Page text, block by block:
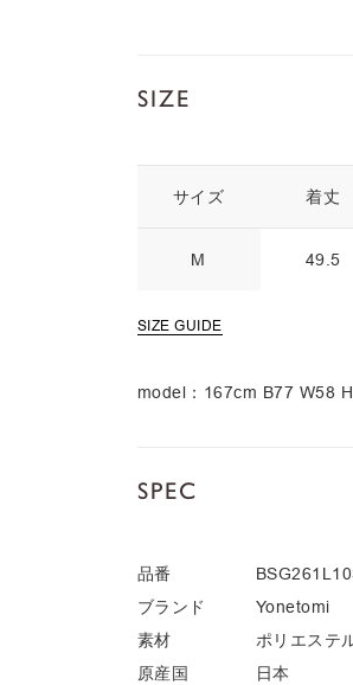
SIZE
サイズ
M
着丈
49.5
SIZE GUIDE
model：167cm B77 W58
SPEC
品番
ブランド
Yonetomi
素材
ポリエステ
原産国
日本